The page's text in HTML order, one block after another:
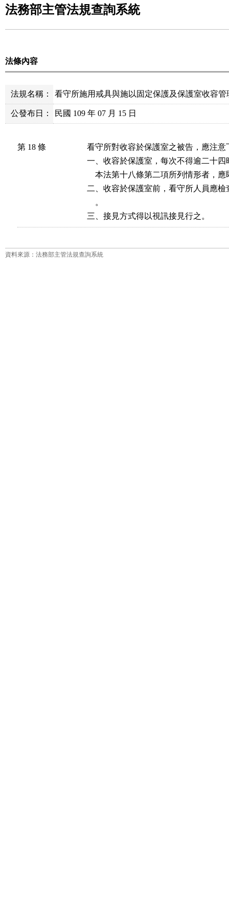
法務部主管法規查詢系統
法條內容
法規名稱： 看守所施用戒具與施以固定保護及保護室收容管
公發布日： 民國 109 年 07 月 15 日
第 18 條
看守所對收容於保護室之被告，應注意
一、收容於保護室，每次不得逾二十
本法第十八條第二項所列情形者，
二、收容於保護室前，看守所人員應
    。
三、接見方式得以視訊接見行之。
資料來源：法務部主管法規查詢系統